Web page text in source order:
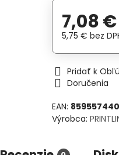
7,08 €
5,75 €bez
Pridať k
Doručenia
EAN:
Výrobca: